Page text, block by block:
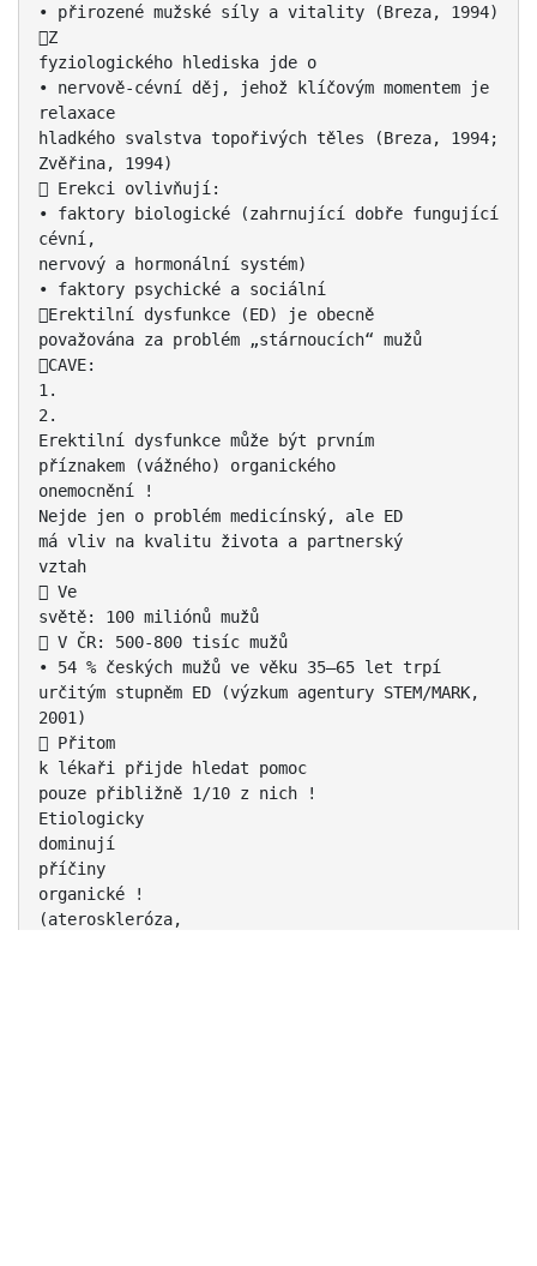
• přirozené mužské síly a vitality (Breza, 1994)
Z
fyziologického hlediska jde o
• nervově-cévní děj, jehož klíčovým momentem je
relaxace
hladkého svalstva topořivých těles (Breza, 1994;
Zvěřina, 1994)
 Erekci ovlivňují:
• faktory biologické (zahrnující dobře fungující
cévní,
nervový a hormonální systém)
• faktory psychické a sociální
Erektilní dysfunkce (ED) je obecně
považována za problém „stárnoucích“ mužů
CAVE:
1.
2.
Erektilní dysfunkce může být prvním
příznakem (vážného) organického
onemocnění !
Nejde jen o problém medicínský, ale ED
má vliv na kvalitu života a partnerský
vztah
 Ve
světě: 100 miliónů mužů
 V ČR: 500-800 tisíc mužů
• 54 % českých mužů ve věku 35–65 let trpí
určitým stupněm ED (výzkum agentury STEM/MARK,
2001)
 Přitom
k lékaři přijde hledat pomoc
pouze přibližně 1/10 z nich !
Etiologicky
dominují
příčiny
organické !
(ateroskleróza,